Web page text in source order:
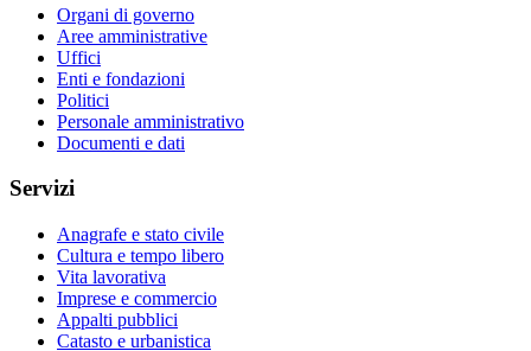
Organi di governo
Aree amministrative
Uffici
Enti e fondazioni
Politici
Personale amministrativo
Documenti e dati
Servizi
Anagrafe e stato civile
Cultura e tempo libero
Vita lavorativa
Imprese e commercio
Appalti pubblici
Catasto e urbanistica